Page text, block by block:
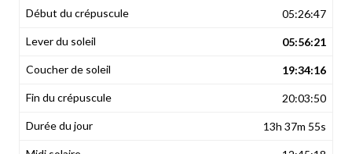
05:26:47
05:56:21
19:34:16
20:03:50
13h 37m 55s